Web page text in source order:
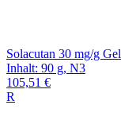
Solacutan 30 mg/g Gel
Inhalt: 90 g, N3
105,51 €
R